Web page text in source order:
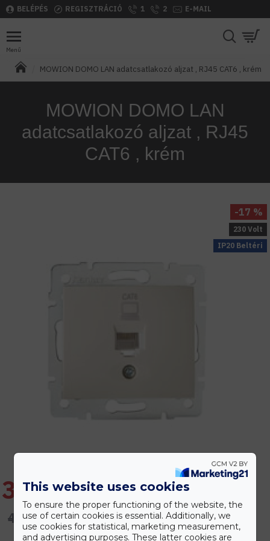
BELÉPÉS REGISZTRÁCIÓ 1 2 E-MAIL
MOWION DOMO LAN adatcsatlakozó aljzat , RJ45 CAT6 , krém
MOWION DOMO LAN
adatcsatlakozó aljzat , RJ45
CAT6 , krém
IP20 Beltéri
230 Volt
-17 %
3.694 Ft
4.432 Ft
This website uses cookies
To ensure the proper functioning of the website, the
use of certain cookies is essential. Additionally, we
use cookies for statistical, marketing measurement,
and advertising purposes. These latter cookies are